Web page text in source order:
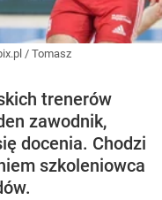
/ Tomasz
trenerów
zawodnik,
docenia. Chodzi
szkoleniowca